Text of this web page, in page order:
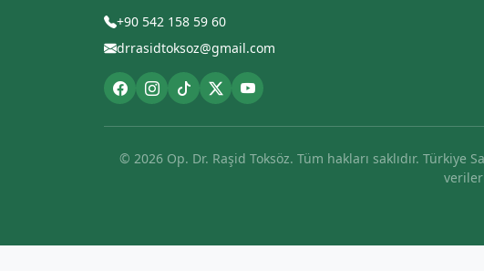
+90 542 158 59 60
drrasidtoksoz@gmail.com
© 2026 Op. Dr. Raşid Toksöz. Tüm hakları saklıdır.